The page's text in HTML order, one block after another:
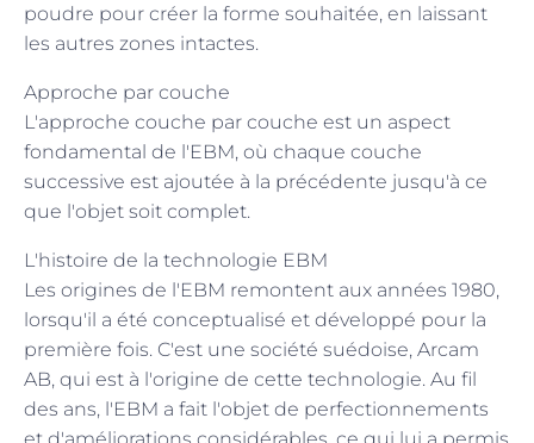
poudre pour créer la forme souhaitée, en laissant
les autres zones intactes.
Approche par couche
L'approche couche par couche est un aspect
fondamental de l'EBM, où chaque couche
successive est ajoutée à la précédente jusqu'à ce
que l'objet soit complet.
L'histoire de la technologie EBM
Les origines de l'EBM remontent aux années 1980,
lorsqu'il a été conceptualisé et développé pour la
première fois. C'est une société suédoise, Arcam
AB, qui est à l'origine de cette technologie. Au fil
des ans, l'EBM a fait l'objet de perfectionnements